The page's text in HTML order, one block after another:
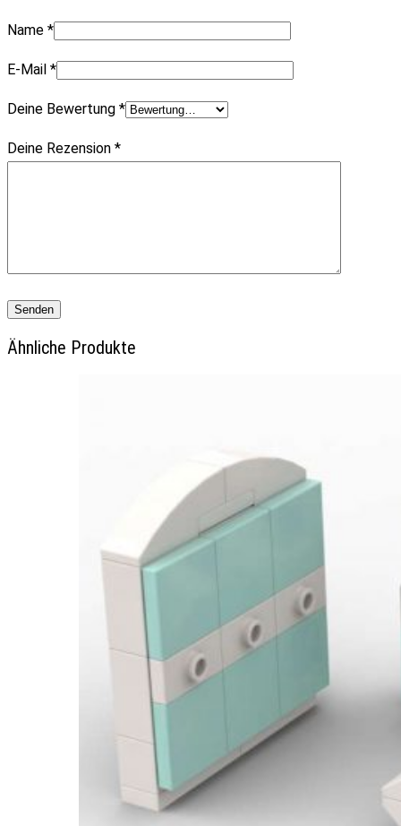
Name *
E-Mail *
Deine Bewertung *
Deine Rezension *
Ähnliche Produkte